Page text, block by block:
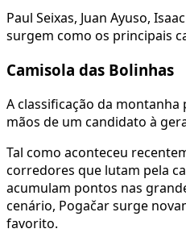
Paul Seixas, Juan Ayuso,
surgem como os principais
Camisola das Bolinhas
A classificação da
mãos de um candidato à
Tal como aconteceu
corredores que lutam pela
acumulam pontos nas
cenário, Pogačar surge
favorito.